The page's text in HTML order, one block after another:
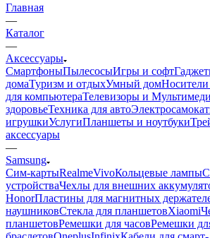
Главная
—
Каталог
—
Аксессуары
СмартфоныПылесосыИгры и софт
домаТуризм и отдыхУмный дом
для компьютераТелевизоры и
здоровьеТехника для авто
игрушкиУслугиПланшеты и ноутбуки
аксессуары
—
Samsung
Сим-картыRealmeVivoКольцевые лампы
устройстваЧехлы для внешних
HonorПластины для магнитных
наушниковСтекла для планшетовXiaomi
планшетовРемешки для часовРемешки